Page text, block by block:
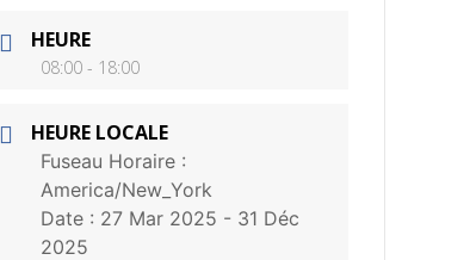
HEURE
08:00 - 18:00
HEURE LOCALE
Fuseau Horaire :
America/New_York
Date : 27 Mar 2025 - 31 Déc
2025